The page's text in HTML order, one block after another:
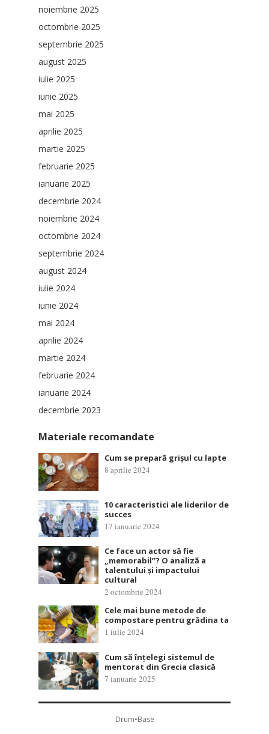
noiembrie 2025
octombrie 2025
septembrie 2025
august 2025
iulie 2025
iunie 2025
mai 2025
aprilie 2025
martie 2025
februarie 2025
ianuarie 2025
decembrie 2024
noiembrie 2024
octombrie 2024
septembrie 2024
august 2024
iulie 2024
iunie 2024
mai 2024
aprilie 2024
martie 2024
februarie 2024
ianuarie 2024
decembrie 2023
Materiale recomandate
Cum se prepară grișul cu lapte
8 aprilie 2024
10 caracteristici ale liderilor de
succes
17 ianuarie 2024
Ce face un actor să fie
„memorabil”? O analiză a
talentului și impactului
cultural
2 octombrie 2024
Cele mai bune metode de
compostare pentru grădina ta
1 iulie 2024
Cum să înțelegi sistemul de
mentorat din Grecia clasică
7 ianuarie 2025
Drum•Base